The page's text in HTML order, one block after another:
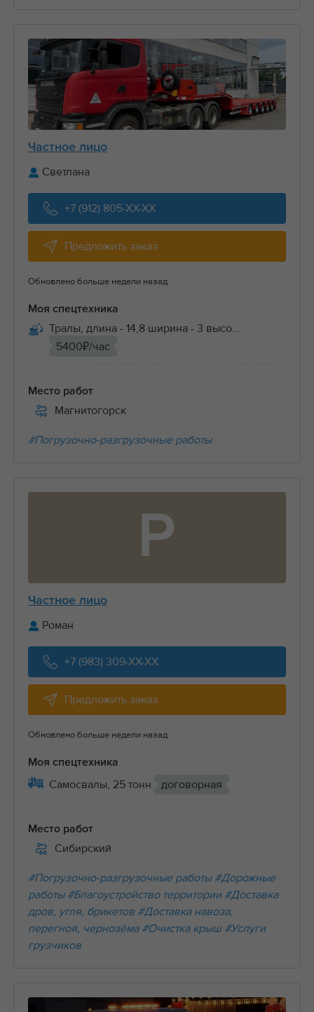
Частное лицо
Светлана
+7 (912) 805-XX-XX
Предложить заказ
Обновлено больше недели назад
Моя спецтехника
Тралы, длина - 14,8 ширина - 3 высо...
5400₽/час
Место работ
Магнитогорск
#Погрузочно-разгрузочные работы
Р
Частное лицо
Роман
+7 (983) 309-XX-XX
Предложить заказ
Обновлено больше недели назад
Моя спецтехника
Самосвалы, 25 тонн договорная
Место работ
Сибирский
#Погрузочно-разгрузочные работы #Дорожные
работы #Благоустройство территории #Доставка
дров, угля, брикетов #Доставка навоза,
перегноя, чернозёма #Очистка крыш #Услуги
грузчиков